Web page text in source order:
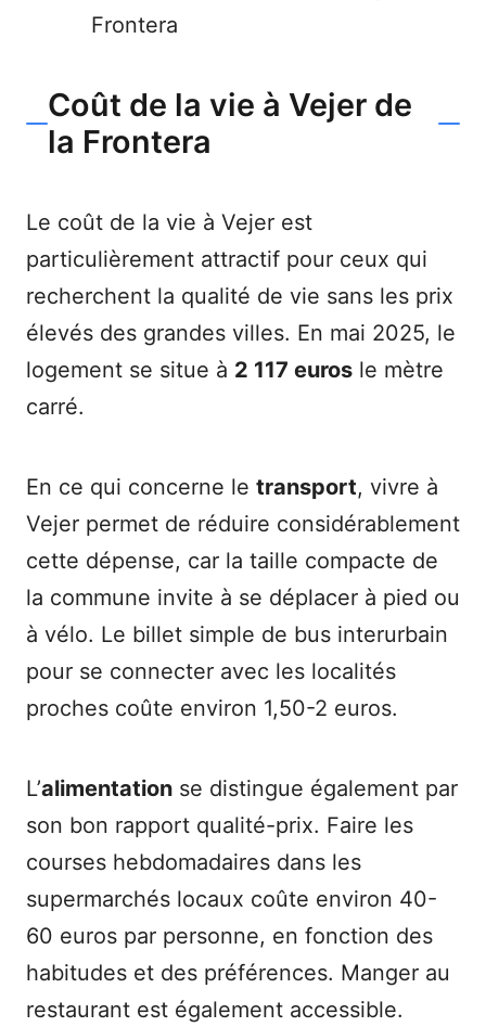
Frontera
Coût de la vie à Vejer de
la Frontera
Le coût de la vie à Vejer est
particulièrement attractif pour ceux qui
recherchent la qualité de vie sans les prix
élevés des grandes villes. En mai 2025, le
logement se situe à 2 117 euros le mètre
carré.
En ce qui concerne le transport, vivre à
Vejer permet de réduire considérablement
cette dépense, car la taille compacte de
la commune invite à se déplacer à pied ou
à vélo. Le billet simple de bus interurbain
pour se connecter avec les localités
proches coûte environ 1,50-2 euros.
L’alimentation se distingue également par
son bon rapport qualité-prix. Faire les
courses hebdomadaires dans les
supermarchés locaux coûte environ 40-
60 euros par personne, en fonction des
habitudes et des préférences. Manger au
restaurant est également accessible.